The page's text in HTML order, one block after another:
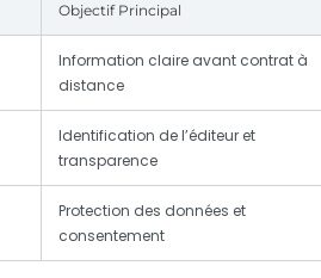
Objectif Principal
Information claire avant contrat à
distance
Identification de l’éditeur et
transparence
Protection des données et
consentement